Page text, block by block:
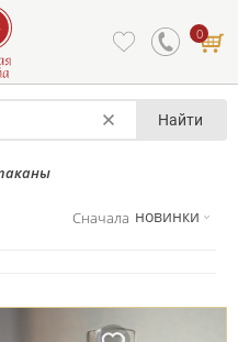
0
Найти
Сначала новинки